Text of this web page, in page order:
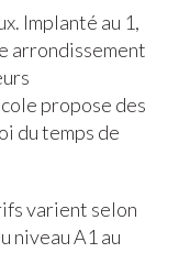
Implanté au 1,
arrondissement
propose des
du temps de
varient selon
niveau A1 au